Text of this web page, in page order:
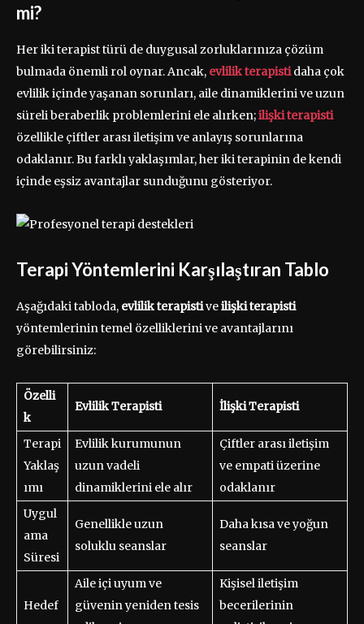
mi?
Her iki terapist türü de duygusal zorluklarınıza çözüm
bulmada önemli rol oynar. Ancak, evlilik terapistidaha çok
evlilik içinde yaşanan sorunları, aile dinamiklerini ve uzun
süreli beraberlik problemlerini ele alırken;ilişki terapisti
özellikle çiftler arası iletişim ve anlayış sorunlarına
odaklanır. Bu farklı yaklaşımlar, her iki terapinin de kendi
içinde eşsiz avantajlar sunduğunu gösteriyor.
Terapi Yöntemlerini Karşılaştıran Tablo
Aşağıdaki tabloda, evlilik terapistiveilişki terapisti
yöntemlerinin temel özelliklerini ve avantajlarını
görebilirsiniz:
Özelli
k
Evlilik Terapisti İlişki Terapisti
Terapi
Yaklaş
ımı
Evlilik kurumunun
uzun vadeli
dinamiklerini ele alır
Çiftler arası iletişim
ve empati üzerine
odaklanır
Uygul
ama
Süresi
Genellikle uzun
soluklu seanslar
Daha kısa ve yoğun
seanslar
Hedef
Aile içi uyum ve
güvenin yeniden tesis
Kişisel iletişim
becerilerinin